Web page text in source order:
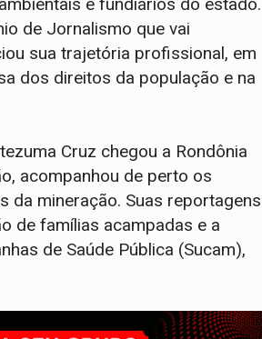
de Jornalismo que vai
sua trajetória profissional, em
dos direitos da população e na
Cruz chegou a Rondônia
acompanhou de perto os
mineração. Suas reportagens
de famílias acampadas e a
de Saúde Pública (Sucam),